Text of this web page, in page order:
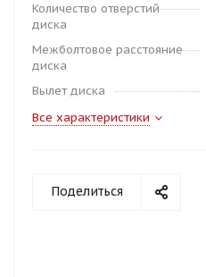
Количество отверстий
диска
Межболтовое расстояние
диска
Вылет диска
Все характеристики
Поделиться